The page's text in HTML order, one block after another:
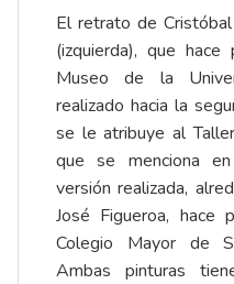
El retrato de
(izquierda), que
Museo de la
realizado hacia la
se le atribuye al
que se menciona
versión realizada,
José Figueroa, hace
Colegio Mayor de
Ambas pinturas